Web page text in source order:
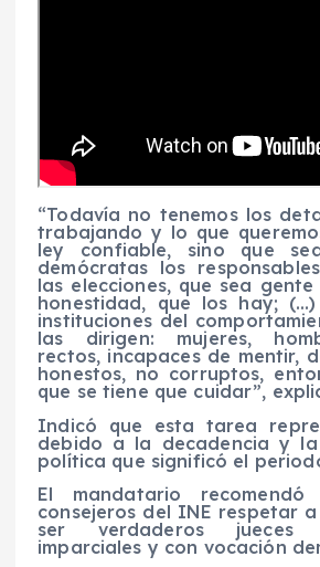
“Todavía no tenemos los
trabajando y lo que
ley confiable, sino que
demócratas los
las elecciones, que sea
honestidad, que los hay;
instituciones del
las dirigen: mujeres,
rectos, incapaces de mentir,
honestos, no corruptos,
que se tiene que cuidar”,
Indicó que esta tarea
debido a la decadencia y
política que significó el
El mandatario
consejeros del INE respetar
ser verdaderos jueces
imparciales y con vocación